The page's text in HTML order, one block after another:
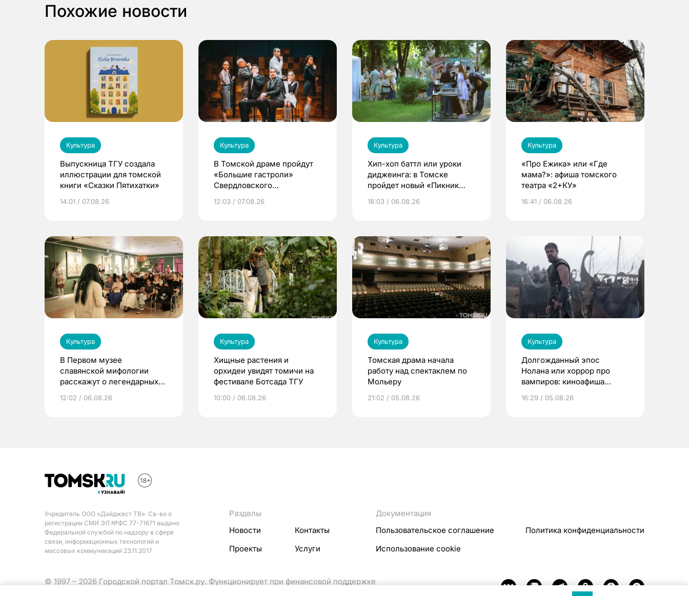
Похожие новости
Культура
Выпускница ТГУ создала
иллюстрации для томской
книги «Сказки Пятихатки»
14:01 / 07.08.26
Культура
В Томской драме пройдут
«Большие гастроли»
Свердловского
драмы
12:03 / 07.08.26
Культура
Хип-хоп баттл или уроки
диджеинга: в Томске
пройдет новый «Пикник
18:03 / 06.08.26
Культура
«Про Ежика» или «Где
мама?»: афиша томского
театра «2+КУ»
16:41 / 06.08.26
Культура
В Первом музее
славянской мифологии
расскажут о легендарных
12:02 / 06.08.26
Культура
Хищные растения и
орхидеи увидят томичи на
фестивале Ботсада ТГУ
10:00 / 06.08.26
Культура
Томская драма начала
работу над спектаклем по
Мольеру
21:02 / 05.08.26
Культура
Долгожданный эпос
Нолана или хоррор про
вампиров: киноафиша
16:29 / 05.08.26
Учредитель ООО «Дайджест ТВ». Св-во о
регистрации СМИ ЭЛ №ФС 77-71671 выдано
Федеральной службой по надзору в сфере
связи, информационных технологий и
массовых коммуникаций 23.11.2017
Разделы
Новости
Контакты
Проекты
Услуги
Документация
Пользовательское соглашение
Политика конфиденциальности
Использование cookie
© 1997 – 2026 Городской портал Томск.ру. Функционирует при финансовой поддержке